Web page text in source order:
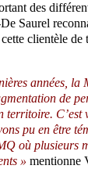
des
Saurel
clientèle de
années,
de
territoire.
pu en être
où plusieurs
» mentionne